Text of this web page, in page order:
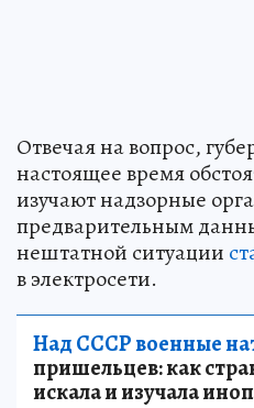
Отвечая на вопрос,
настоящее время
изучают надзорные
предварительным
нештатной ситуации
в электросети.
Над СССР военные
пришельцев: как
искала и изучала